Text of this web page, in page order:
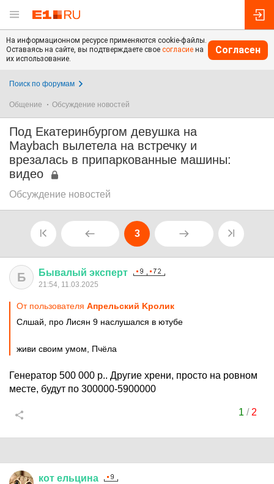
На информационном ресурсе применяются cookie-файлы.
Оставаясь на сайте, вы подтверждаете свое согласие на
их использование.
Согласен
Поиск по форумам
Общение Обсуждение новостей
Под Екатеринбургом девушка на
Maybach вылетела на встречку и
врезалась в припаркованные машины:
видео
Обсуждение новостей
3
Б Бывалый эксперт
21:54, 11.03.2025
От пользователя Aпрельский Kролик
Слшай, про Лисян 9 наслушался в ютубе
живи своим умом, Пчёла
Генератор 500 000 р.. Другие хрени, просто на ровном
месте, будут по 300000-5900000
1 / 2
кот ельцина